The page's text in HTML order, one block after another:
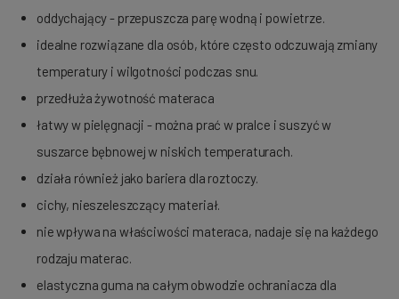
oddychający - przepuszcza parę wodną i powietrze.
idealne rozwiązane dla osób, które często odczuwają zmiany
temperatury i wilgotności podczas snu.
przedłuża żywotność materaca
łatwy w pielęgnacji - można prać w pralce i suszyć w
suszarce bębnowej w niskich temperaturach.
działa również jako bariera dla roztoczy.
cichy, nieszeleszczący materiał.
nie wpływa na właściwości materaca, nadaje się na każdego
rodzaju materac.
elastyczna guma na całym obwodzie ochraniacza dla